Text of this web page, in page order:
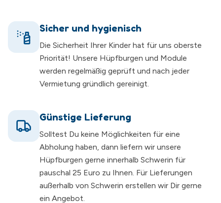
Sicher und hygienisch
Die Sicherheit Ihrer Kinder hat für uns oberste
Priorität! Unsere Hüpfburgen und Module
werden regelmäßig geprüft und nach jeder
Vermietung gründlich gereinigt.
Günstige Lieferung
Solltest Du keine Möglichkeiten für eine
Abholung haben, dann liefern wir unsere
Hüpfburgen gerne innerhalb Schwerin für
pauschal 25 Euro zu Ihnen. Für Lieferungen
außerhalb von Schwerin erstellen wir Dir gerne
ein Angebot.